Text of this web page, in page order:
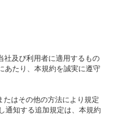
社及び利用者に適用するもの
たり、本規約を誠実に遵守
はその他の方法により規定
通知する追加規定は、本規約